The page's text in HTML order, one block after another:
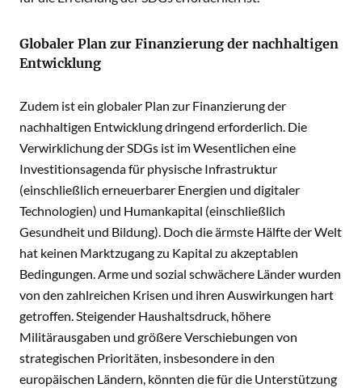
Globaler Plan zur Finanzierung der nachhaltigen
Entwicklung
Zudem ist ein globaler Plan zur Finanzierung der
nachhaltigen Entwicklung dringend erforderlich. Die
Verwirklichung der SDGs ist im Wesentlichen eine
Investitionsagenda für physische Infrastruktur
(einschließlich erneuerbarer Energien und digitaler
Technologien) und Humankapital (einschließlich
Gesundheit und Bildung). Doch die ärmste Hälfte der Welt
hat keinen Marktzugang zu Kapital zu akzeptablen
Bedingungen. Arme und sozial schwächere Länder wurden
von den zahlreichen Krisen und ihren Auswirkungen hart
getroffen. Steigender Haushaltsdruck, höhere
Militärausgaben und größere Verschiebungen von
strategischen Prioritäten, insbesondere in den
europäischen Ländern, könnten die für die Unterstützung